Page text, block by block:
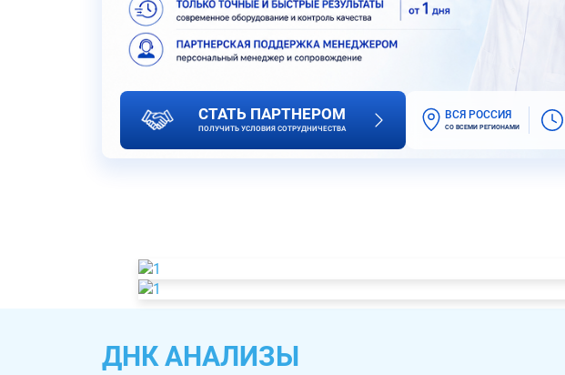
СТАТЬ ПАРТНЕРОМ
ПОЛУЧИТЬ УСЛОВИЯ СОТРУДНИЧЕСТВА
ВСЯ РОССИЯ
СО ВСЕМИ РЕГИОНАМИ
ДНК АНАЛИЗЫ